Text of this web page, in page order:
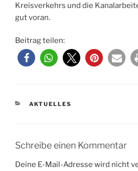
Kreisverkehrs und die
gut voran.
Beitrag teilen:
KATEGORIEN
AKTUELLES
Schreibe einen Kommentar
Deine E-Mail-Adresse wird nicht